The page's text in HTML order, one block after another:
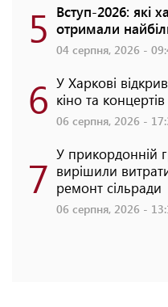
5 Вступ-2026: які
отримали
04 серпня, 2026 -
6 У Харкові
кіно та концертів
06 серпня, 2026 -
7 У прикордонній
вирішили
ремонт сільради
06 серпня, 2026 -